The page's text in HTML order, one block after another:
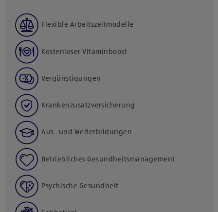
Flexible Arbeitszeitmodelle
Kostenloser Vitaminboost
Vergünstigungen
Krankenzusatzversicherung
Aus- und Weiterbildungen
Betriebliches Gesundheitsmanagement
Psychische Gesundheit